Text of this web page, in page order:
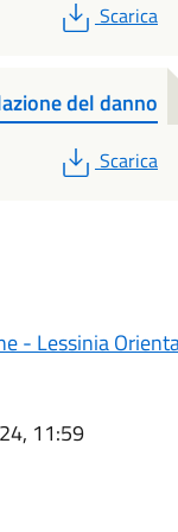
PDF
Scarica
del danno
PDF
Scarica
- Lessinia
11:59